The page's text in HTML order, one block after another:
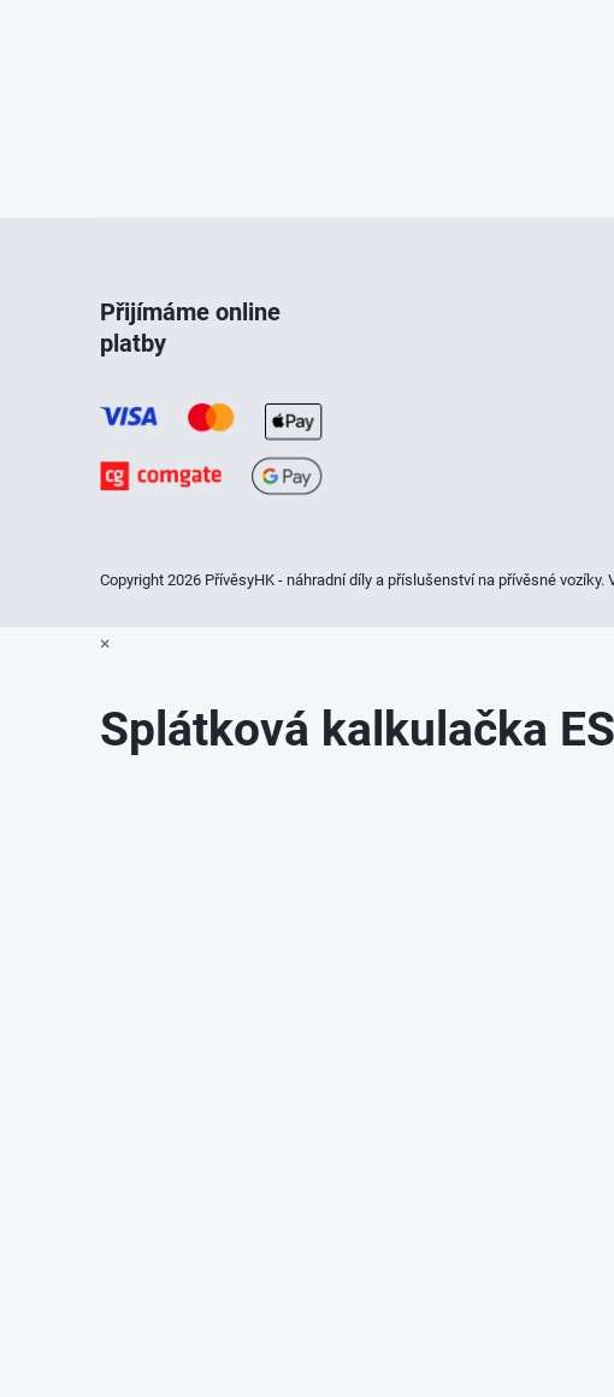
Přijímáme online
platby
Copyright 2026 PřívěsyHK - náhradní díly a příslušenství na přívěsné vozíky.
×
Splátková kalkulačka